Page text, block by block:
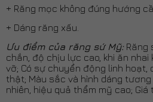
+ Răng mọc không đúng hướng
+ Dáng răng xấu.
Ưu điểm của răng sứ Mỹ: Răng
chắn, độ chịu lực cao, khi ăn
vỡ; Có sự chuyển động linh hoạt,
thật; Màu sắc và hình dáng
nhiên, hiệu quả thẩm mỹ cao;